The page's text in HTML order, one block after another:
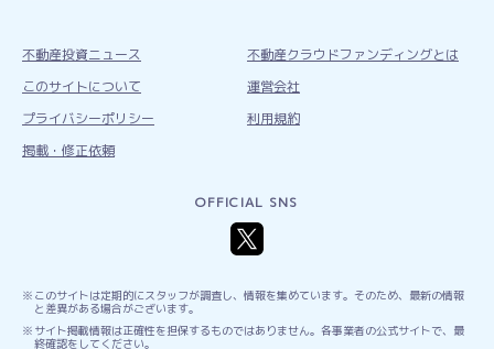
不動産投資ニュース
不動産クラウドファンディングとは
このサイトについて
運営会社
プライバシーポリシー
利用規約
掲載・修正依頼
OFFICIAL SNS
このサイトは定期的にスタッフが調査し、情報を集めています。そのため、最新の情報
と差異がある場合がございます。
サイト掲載情報は正確性を担保するものではありません。各事業者の公式サイトで、最
終確認をしてください。